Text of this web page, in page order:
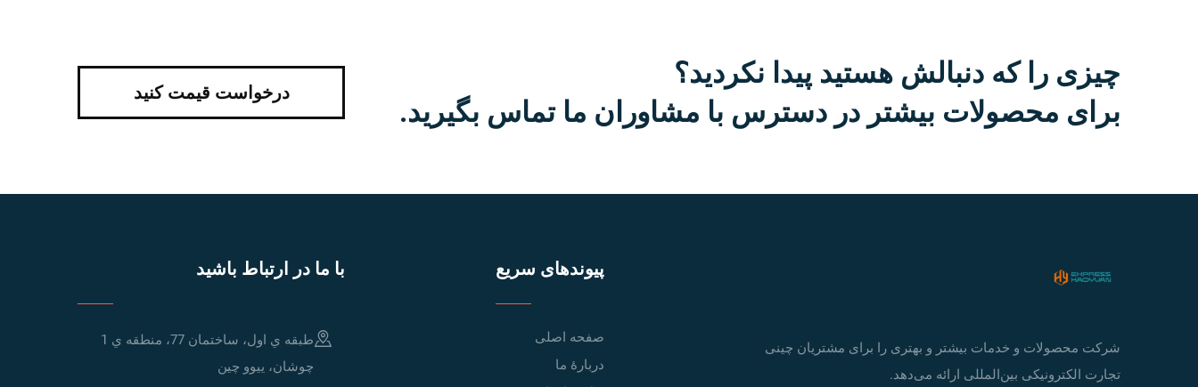
چیزی را که دنبالش هستید پیدا نکردید؟
برای محصولات بیشتر در دسترس با مشاوران ما تماس بگیرید.
درخواست قیمت کنید
شرکت محصولات و خدمات بیشتر و بهتری را برای مشتریان چینی
تجارت الکترونیکی بین‌المللی ارائه می‌دهد.
پیوندهای سریع
صفحه اصلی
دربارهٔ ما
با ما در ارتباط باشید
طبقه ي اول، ساختمان 77، منطقه ي 1
چوشان، ييوو چين